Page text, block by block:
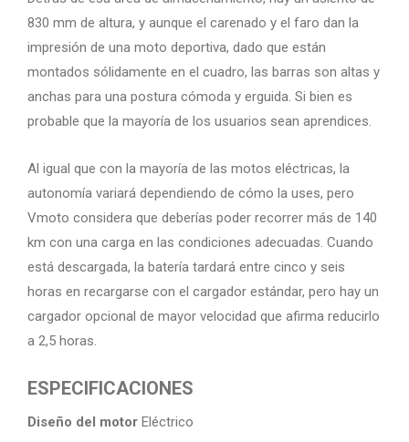
830 mm de altura, y aunque el carenado y el faro dan la
impresión de una moto deportiva, dado que están
montados sólidamente en el cuadro, las barras son altas y
anchas para una postura cómoda y erguida. Si bien es
probable que la mayoría de los usuarios sean aprendices.
Al igual que con la mayoría de las motos eléctricas, la
autonomía variará dependiendo de cómo la uses, pero
Vmoto considera que deberías poder recorrer más de 140
km con una carga en las condiciones adecuadas. Cuando
está descargada, la batería tardará entre cinco y seis
horas en recargarse con el cargador estándar, pero hay un
cargador opcional de mayor velocidad que afirma reducirlo
a 2,5 horas.
ESPECIFICACIONES
Diseño del motor Eléctrico